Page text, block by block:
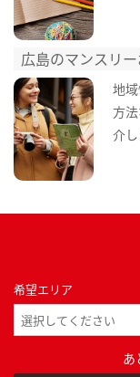
広島のマンスリ
地
方
介し
希望エリア
あ